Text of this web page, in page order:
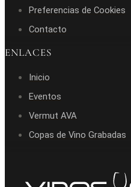
Preferencias de Cookies
Contacto
ENLACES
Inicio
Eventos
Vermut AVA
Copas de Vino Grabadas